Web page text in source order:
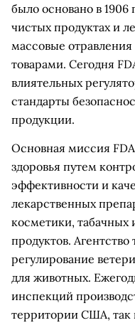
было основано в 1906
чистых продуктах и
массовые
товарами. Сегодня
влиятельных
стандарты
продукции.
Основная миссия
здоровья путем
эффективности и
лекарственных
косметики, табачных
продуктов. Агентство
регулирование
для животных.
инспекций
территории США, так